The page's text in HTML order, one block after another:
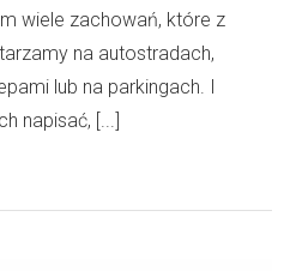
wiele zachowań, które z
na autostradach,
lub na parkingach. I
napisać, [...]